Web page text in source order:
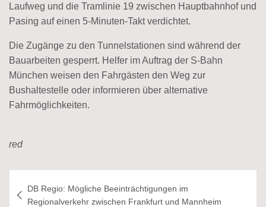
Laufweg und die Tramlinie 19 zwischen Hauptbahnhof und
Pasing auf einen 5-Minuten-Takt verdichtet.
Die Zugänge zu den Tunnelstationen sind während der
Bauarbeiten gesperrt. Helfer im Auftrag der S-Bahn
München weisen den Fahrgästen den Weg zur
Bushaltestelle oder informieren über alternative
Fahrmöglichkeiten.
red
DB Regio: Mögliche Beeinträchtigungen im
Regionalverkehr zwischen Frankfurt und Mannheim